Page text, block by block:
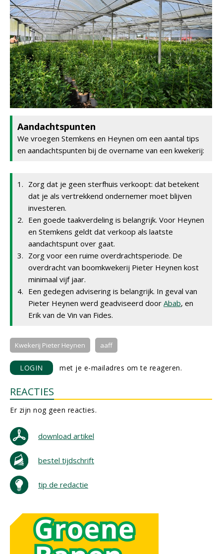
Aandachtspunten
We vroegen Stemkens en Heynen om een aantal tips
en aandachtspunten bij de overname van een kwekerij:
1. Zorg dat je geen sterfhuis verkoopt: dat betekent
dat je als vertrekkend ondernemer moet blijven
investeren.
2. Een goede taakverdeling is belangrijk. Voor Heynen
en Stemkens geldt dat verkoop als laatste
aandachtspunt over gaat.
3. Zorg voor een ruime overdrachtsperiode. De
overdracht van boomkwekerij Pieter Heynen kost
minimaal vijf jaar.
4. Een gedegen advisering is belangrijk. In geval van
Pieter Heynen werd geadviseerd door Abab, en
Erik van de Vin van Fides.
Kwekerij Pieter Heynen aaff
LOGIN met je e-mailadres om te reageren.
REACTIES
Er zijn nog geen reacties.
download artikel
bestel tijdschrift
tip de redactie